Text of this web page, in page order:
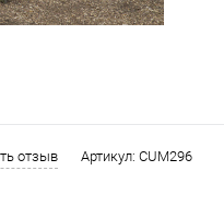
отзыв Артикул: CUM296